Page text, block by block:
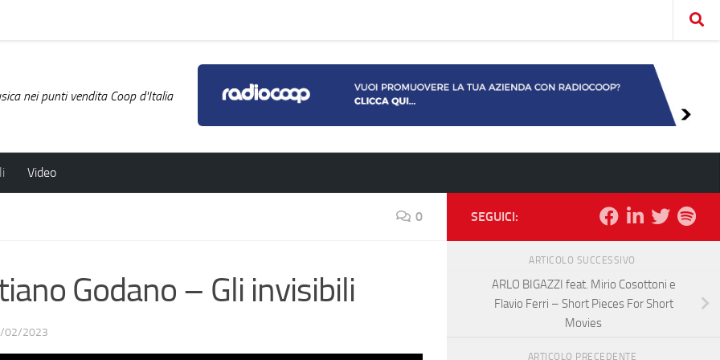
nei punti vendita Coop d'Italia
Video
0
Godano – Gli invisibili
02/2023
SEGUICI:
ARTICOLO SUCCESSIVO
ARLO BIGAZZI feat. Mirio Cosottoni e
Flavio Ferri – Short Pieces For Short
Movies
ARTICOLO PRECEDENTE